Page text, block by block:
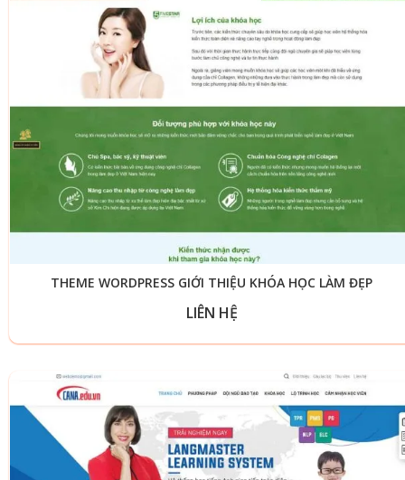
THEME WORDPRESS GIỚI THIỆU KHÓA HỌC LÀM ĐẸP
LIÊN HỆ